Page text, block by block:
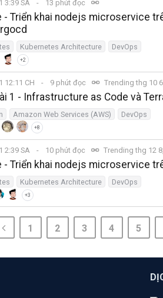
3:39 SA 13 phút đọc
Triển khai nodejs microservice
Kubernetes Architecture DevOps
+2
12:11 CH 9 phút đọc Trending thg 10
1 - Infrastructure as Code và
Amazon Web Services (AWS) DevOps
+8
2:39 SA 10 phút đọc Trending thg 12
Triển khai nodejs microservice
Kubernetes Architecture DevOps
+3
1 2 3 4 5